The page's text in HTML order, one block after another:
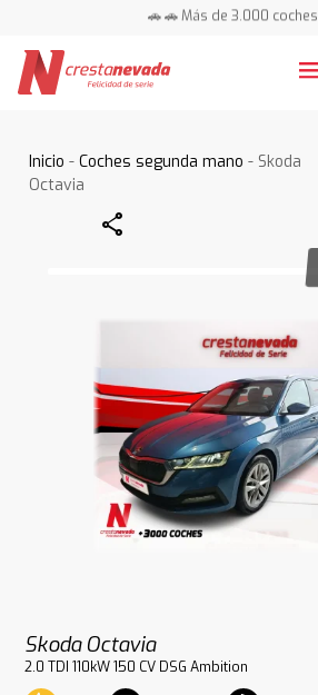
🚗 🚗 Más de 3.000
Inicio -Coches segunda mano - Skoda
Octavia
Share
Skoda Octavia
2.0 TDI 110kW 150 CV DSG Ambition